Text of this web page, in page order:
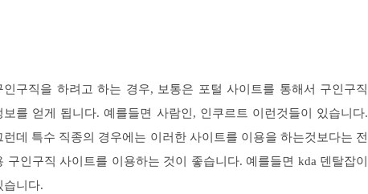
인구직을 하려고 하는 경우, 보통은 포털 사이트를 통해서 구인구직
보를 얻게 됩니다. 예를들면 사람인, 인쿠르트 이런것들이 있습니다.
런데 특수 직종의 경우에는 이러한 사이트를 이용을 하는것보다는 전
구인구직 사이트를 이용하는 것이 좋습니다. 예를들면 kda 덴탈잡이
습니다.